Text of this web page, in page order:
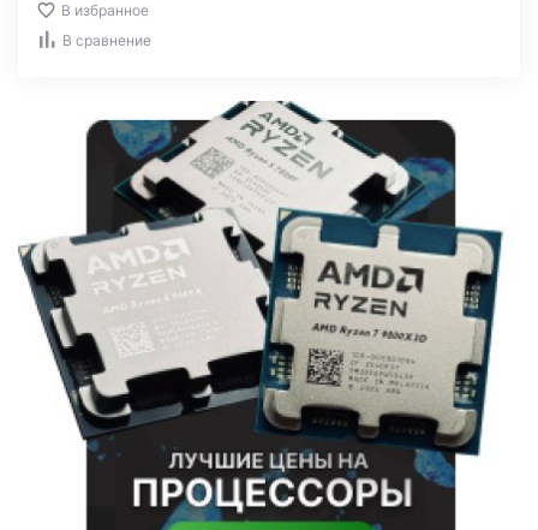
В избранное
В сравнение